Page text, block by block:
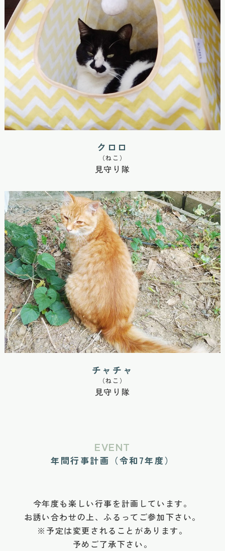
クロロ
（ねこ）
見守り隊
チャチャ
（ねこ）
見守り隊
EVENT
年間行事計画（令和7年度）
今年度も楽しい行事を計画しています。
​​​​​​​お誘い合わせの上、ふるってご参加下さい。
※予定は変更されることがあります。
​​​​​​​予めご了承下さい。